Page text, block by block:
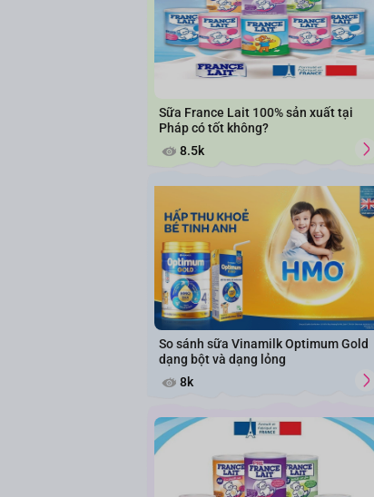
Sữa France Lait 100% sản xuất tại
Pháp có tốt không?
8.5k
So sánh sữa Vinamilk Optimum Gold
dạng bột và dạng lỏng
8k